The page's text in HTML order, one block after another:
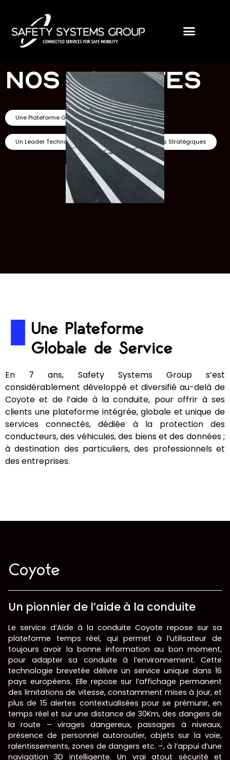
NOS ACTIVITES
Une Plateforme Globale de Services
Un Leader Technologique Des Partenariats Stratégiques
Une Plateforme
Globale de Service
En 7 ans, Safety Systems Group s’est
considérablement développé et diversifié au-delà de
Coyote et de l’aide à la conduite, pour offrir à ses
clients une plateforme intégrée, globale et unique de
services connectés, dédiée à la protection des
conducteurs, des véhicules, des biens et des données ;
à destination des particuliers, des professionnels et
des entreprises.
Coyote
Un pionnier de l’aide à la conduite
Le service d’Aide à la conduite Coyote repose sur sa
plateforme temps réel, qui permet à l’utilisateur de
toujours avoir la bonne information au bon moment,
pour adapter sa conduite à l’environnement. Cette
technologie brevetée délivre un service unique dans 16
pays européens. Elle repose sur l’affichage permanent
des limitations de vitesse, constamment mises à jour, et
plus de 15 alertes contextualisées pour se prémunir, en
temps réel et sur une distance de 30Km, des dangers de
la route – virages dangereux, passages à niveaux,
présence de personnel autoroutier, objets sur la voie,
ralentissements, zones de dangers etc. –, à l’appui d’une
navigation 3D intelligente. Un vrai atout sécurité et